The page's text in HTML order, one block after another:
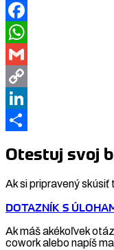
Facebook
WhatsApp
Gmail
Copy
Link
LinkedIn
Otestuj svoj
Ak si pripravený
DOTAZNÍK S
Ak máš akékoľvek
cowork alebo napíš